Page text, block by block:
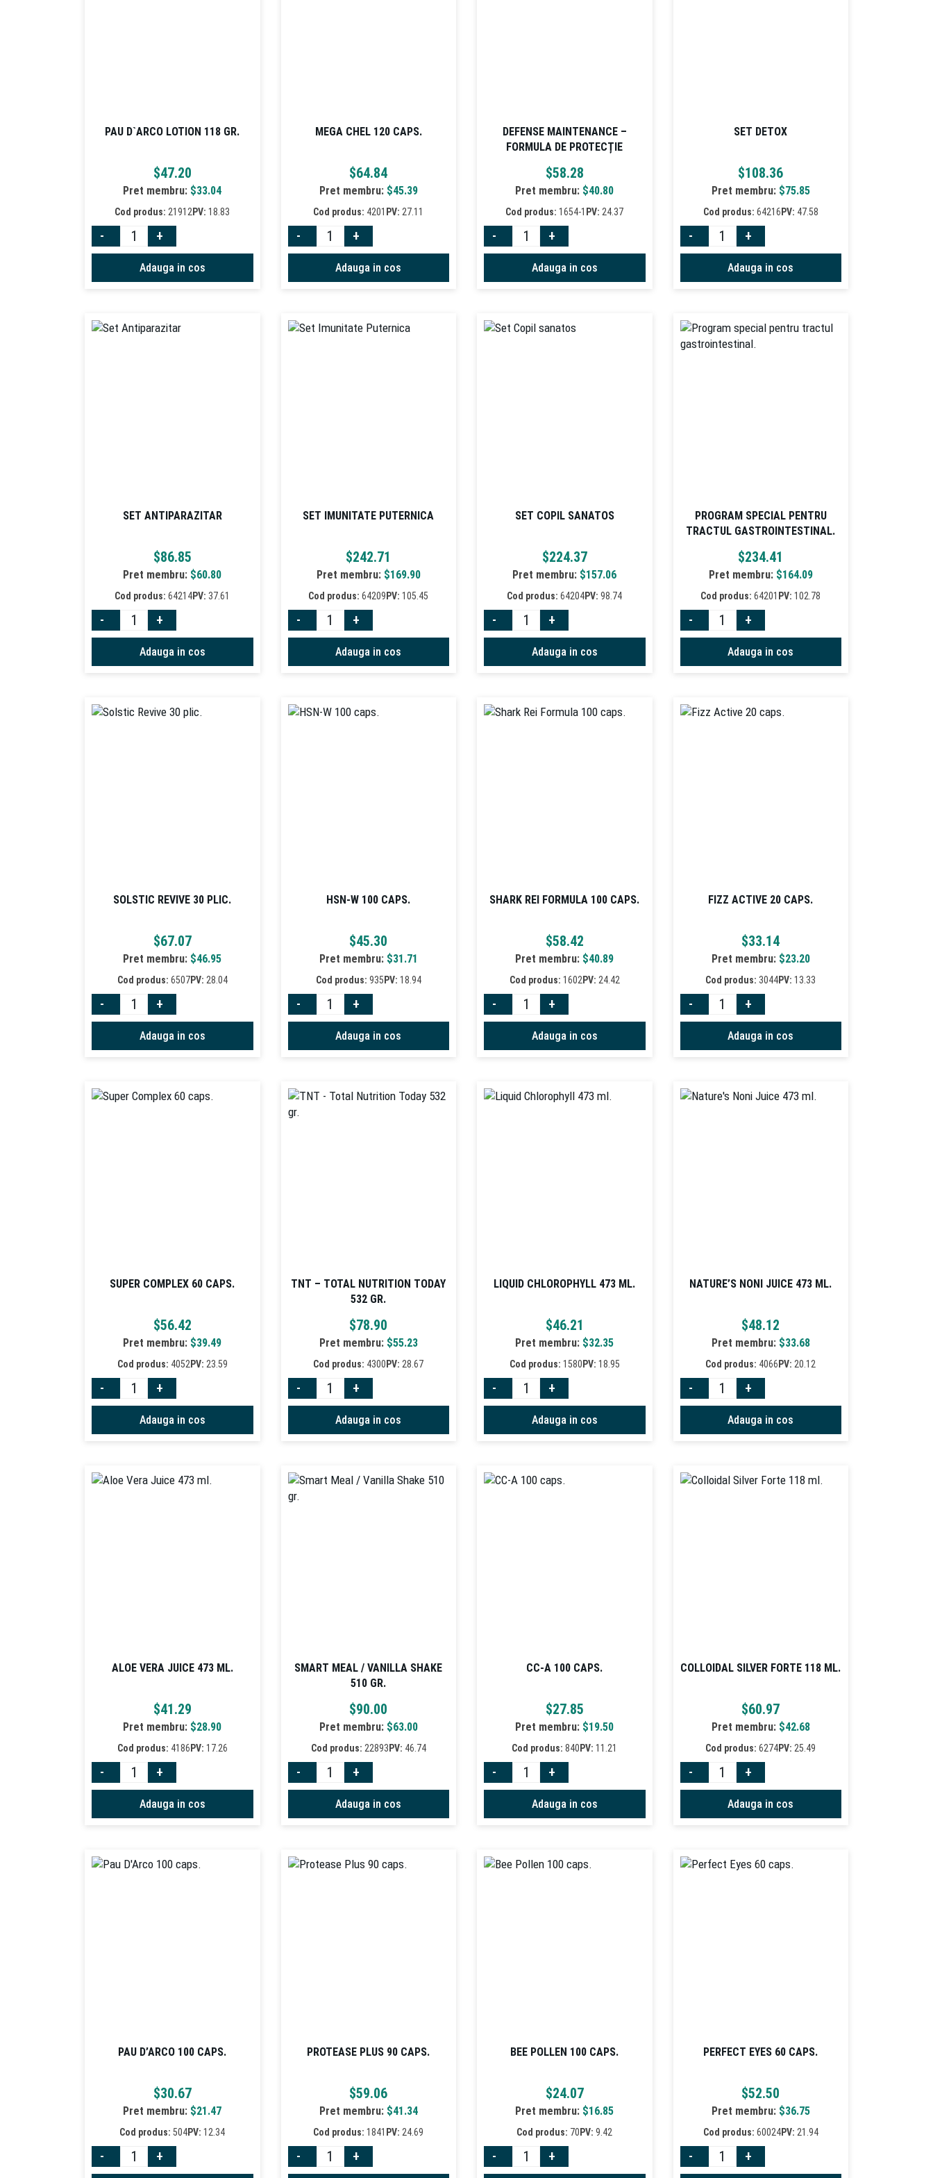
PAU D`ARCO LOTION 118 GR.
$47.20
Pret membru: $33.04
Cod produs: 21912 PV: 18.83
- +
Adauga in cos
MEGA CHEL 120 CAPS.
$64.84
Pret membru: $45.39
Cod produs: 4201 PV: 27.11
- +
Adauga in cos
DEFENSE MAINTENANCE –
FORMULA DE PROTECȚIE
$58.28
Pret membru: $40.80
Cod produs: 1654-1 PV: 24.37
- +
Adauga in cos
SET DETOX
$108.36
Pret membru: $75.85
Cod produs: 64216 PV: 47.58
- +
Adauga in cos
SET ANTIPARAZITAR
$86.85
Pret membru: $60.80
Cod produs: 64214PV: 37.61
- +
Adauga in cos
SET IMUNITATE PUTERNICA
$242.71
Pret membru: $169.90
Cod produs: 64209 PV: 105.45
- +
Adauga in cos
SET COPIL SANATOS
$224.37
Pret membru: $157.06
Cod produs: 64204PV: 98.74
- +
Adauga in cos
PROGRAM SPECIAL PENTRU
TRACTUL GASTROINTESTINAL.
$234.41
Pret membru: $164.09
Cod produs: 64201 PV: 102.78
- +
Adauga in cos
SOLSTIC REVIVE 30 PLIC.
$67.07
Pret membru: $46.95
Cod produs: 6507PV: 28.04
- +
Adauga in cos
HSN-W 100 CAPS.
$45.30
Pret membru: $31.71
Cod produs: 935 PV: 18.94
- +
Adauga in cos
SHARK REI FORMULA 100 CAPS.
$58.42
Pret membru: $40.89
Cod produs: 1602 PV: 24.42
- +
Adauga in cos
FIZZ ACTIVE 20 CAPS.
$33.14
Pret membru: $23.20
Cod produs: 3044PV: 13.33
- +
Adauga in cos
SUPER COMPLEX 60 CAPS.
$56.42
Pret membru: $39.49
Cod produs: 4052 PV: 23.59
- +
Adauga in cos
TNT – TOTAL NUTRITION TODAY
532 GR.
$78.90
Pret membru: $55.23
Cod produs: 4300 PV: 28.67
- +
Adauga in cos
LIQUID CHLOROPHYLL 473 ML.
$46.21
Pret membru: $32.35
Cod produs: 1580 PV: 18.95
- +
Adauga in cos
NATURE’S NONI JUICE 473 ML.
$48.12
Pret membru: $33.68
Cod produs: 4066 PV: 20.12
- +
Adauga in cos
ALOE VERA JUICE 473 ML.
$41.29
Pret membru: $28.90
Cod produs: 4186 PV: 17.26
- +
Adauga in cos
SMART MEAL / VANILLA SHAKE
510 GR.
$90.00
Pret membru: $63.00
Cod produs: 22893 PV: 46.74
- +
Adauga in cos
CC-A 100 CAPS.
$27.85
Pret membru: $19.50
Cod produs: 840 PV: 11.21
- +
Adauga in cos
COLLOIDAL SILVER FORTE 118 ML.
$60.97
Pret membru: $42.68
Cod produs: 6274PV: 25.49
- +
Adauga in cos
PAU D’ARCO 100 CAPS.
$30.67
Pret membru: $21.47
Cod produs: 504PV: 12.34
- +
PROTEASE PLUS 90 CAPS.
$59.06
Pret membru: $41.34
Cod produs: 1841 PV: 24.69
- +
BEE POLLEN 100 CAPS.
$24.07
Pret membru: $16.85
Cod produs: 70 PV: 9.42
- +
PERFECT EYES 60 CAPS.
$52.50
Pret membru: $36.75
Cod produs: 60024PV: 21.94
- +